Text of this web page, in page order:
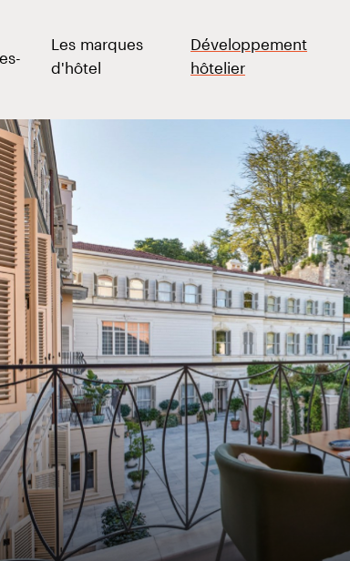
Les marques
d'hôtel
Développement
hôtelier